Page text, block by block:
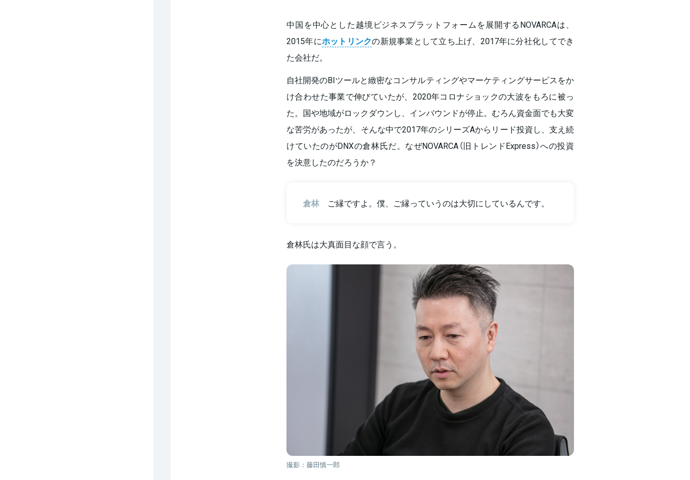
中国を中心とした越境ビジネスプラットフォームを展開するNOVARCAは、
2015年にホットリンクの新規事業として立ち上げ、2017年に分社化してでき
た会社だ。
自社開発のBIツールと緻密なコンサルティングやマーケティングサービスをか
け合わせた事業で伸びていたが、2020年コロナショックの大波をもろに被っ
た。国や地域がロックダウンし、インバウンドが停止。むろん資金面でも大変
な苦労があったが、そんな中で2017年のシリーズAからリード投資し、支え続
けていたのがDNXの倉林氏だ。なぜNOVARCA（旧トレンドExpress）への投資
を決意したのだろうか？
倉林 ご縁ですよ。僕、ご縁っていうのは大切にしているんです。
倉林氏は大真面目な顔で言う。
撮影：藤田慎一郎